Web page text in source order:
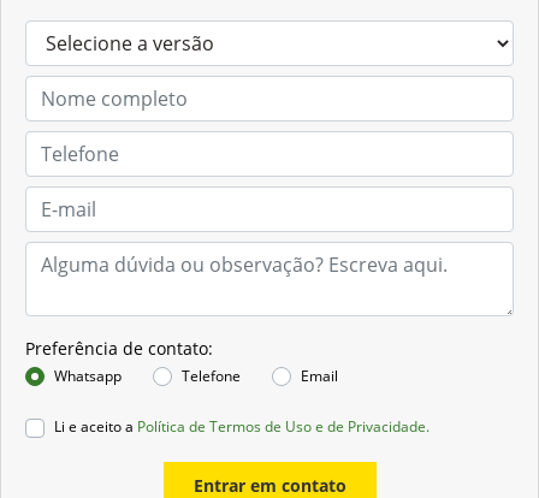
Preferência de contato:
Whatsapp Telefone Email
Li e aceito a Política de Termos de Uso e de Privacidade.
Entrar em contato